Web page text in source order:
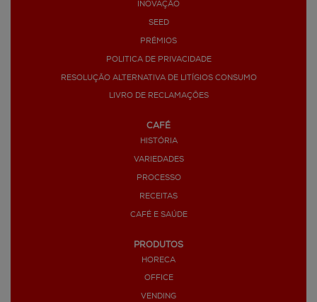
INOVAÇÃO
SEED
PRÉMIOS
POLITICA DE PRIVACIDADE
RESOLUÇÃO ALTERNATIVA DE LITÍGIOS CONSUMO
LIVRO DE RECLAMAÇÕES
CAFÉ
HISTÓRIA
VARIEDADES
PROCESSO
RECEITAS
CAFÉ E SAÚDE
PRODUTOS
HORECA
OFFICE
VENDING